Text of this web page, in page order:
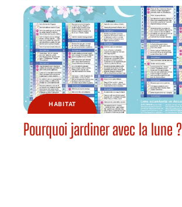
HABITAT
Pourquoi jardiner avec la lune ?